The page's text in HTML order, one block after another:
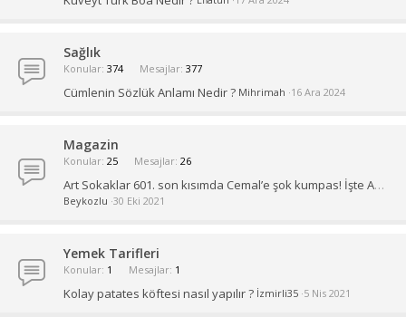
Sağlık
Konular 374 Mesajlar 377
Cümlenin Sözlük Anlamı Nedir ? Mihrimah 16 Ara 2024
Magazin
Konular 25 Mesajlar 26
Art Sokaklar 601. son kısımda Cemal’e şok kumpas! İşte Art Sokaklar son kısım ve yeni kısım fragmanı
Beykozlu 30 Eki 2021
Yemek Tarifleri
Konular 1 Mesajlar 1
Kolay patates köftesi nasıl yapılır ? İzmirli35 5 Nis 2021